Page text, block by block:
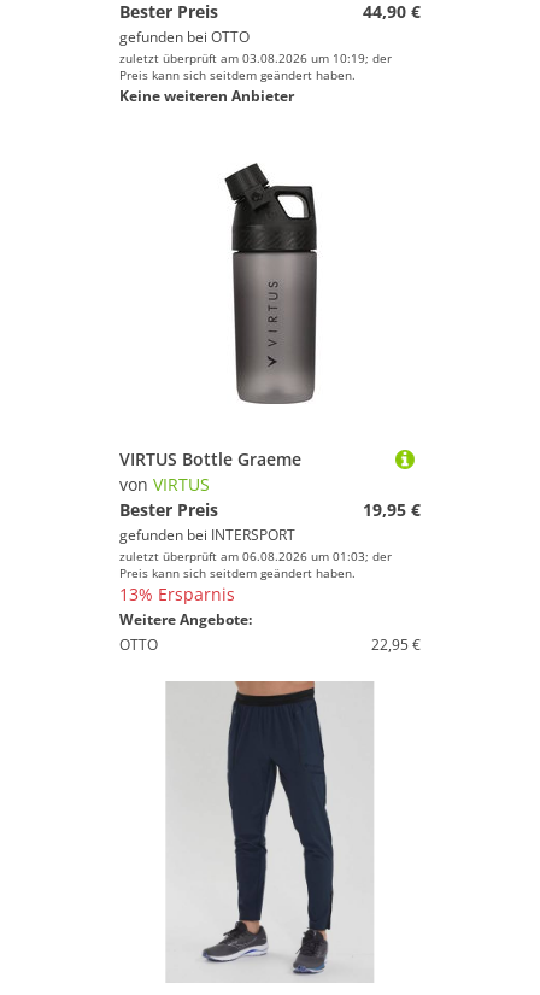
Bester Preis
44,90 €
gefunden bei OTTO
zuletzt überprüft am 03.08.2026 um 10:19; der
Preis kann sich seitdem geändert haben.
Keine weiteren Anbieter
VIRTUS Bottle Graeme
von VIRTUS
Bester Preis
19,95 €
gefunden bei INTERSPORT
zuletzt überprüft am 06.08.2026 um 01:03; der
Preis kann sich seitdem geändert haben.
13% Ersparnis
Weitere Angebote:
OTTO
22,95 €